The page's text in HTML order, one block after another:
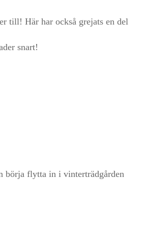
till! Här har också grejats en del
snart!
börja flytta in i vinterträdgården